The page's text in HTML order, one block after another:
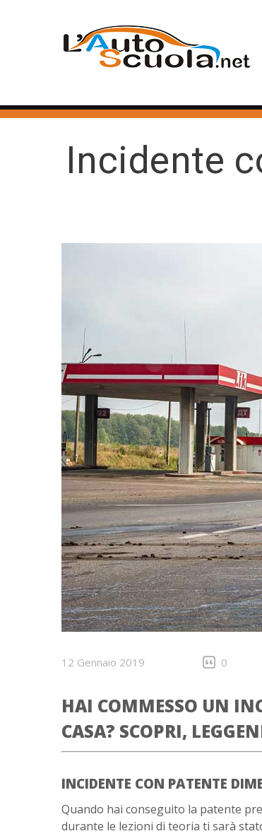
Incidente
12 Gennaio 2019 0
HAI COMMESSO UN
CASA? SCOPRI,
INCIDENTE CON PATENTE
Quando hai conseguito la patente
durante le lezioni di teoria ti sarà